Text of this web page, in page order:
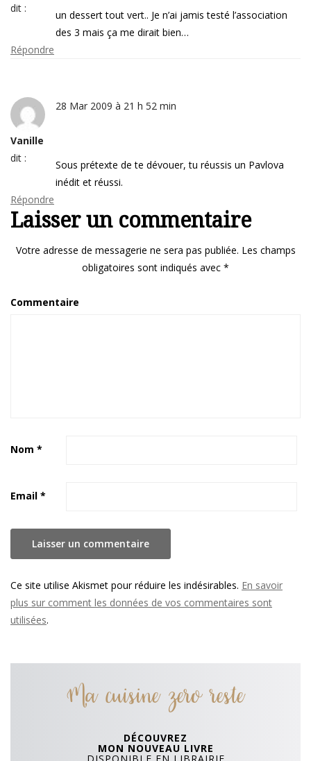
dit :
un dessert tout vert.. Je n’ai jamis testé l’association
des 3 mais ça me dirait bien…
Répondre
Vanille
dit :
28 Mar 2009 à 21 h 52 min
Sous prétexte de te dévouer, tu réussis un Pavlova
inédit et réussi.
Répondre
Laisser un commentaire
Votre adresse de messagerie ne sera pas publiée. Les champs
obligatoires sont indiqués avec *
Commentaire
Nom *
Email *
Ce site utilise Akismet pour réduire les indésirables. En savoir
plus sur comment les données de vos commentaires sont
utilisées.
Ma cuisine zero reste
DÉCOUVREZ
MON NOUVEAU LIVRE